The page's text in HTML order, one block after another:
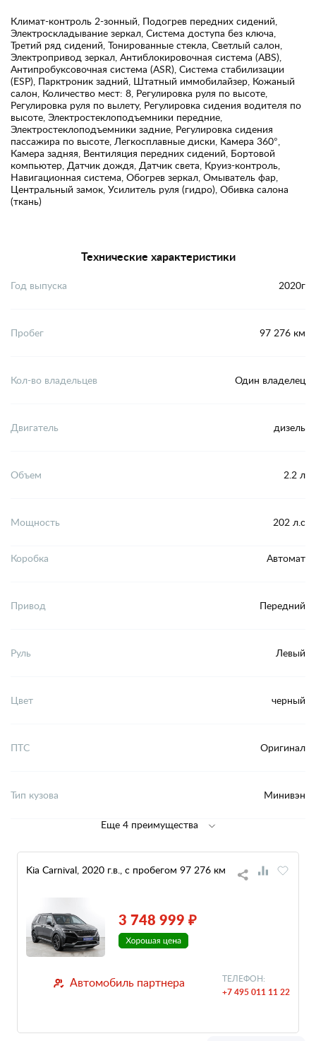
Климат-контроль 2-зонный, Подогрев передних сидений,
Электроскладывание зеркал, Система доступа без ключа,
Третий ряд сидений, Тонированные стекла, Светлый салон,
Электропривод зеркал, Антиблокировочная система (ABS),
Антипробуксовочная система (ASR), Система стабилизации
(ESP), Парктроник задний, Штатный иммобилайзер, Кожаный
салон, Количество мест: 8, Регулировка руля по высоте,
Регулировка руля по вылету, Регулировка сидения водителя по
высоте, Электростеклоподъемники передние,
Электростеклоподъемники задние, Регулировка сидения
пассажира по высоте, Легкосплавные диски, Камера 360°,
Камера задняя, Вентиляция передних сидений, Бортовой
компьютер, Датчик дождя, Датчик света, Круиз-контроль,
Навигационная система, Обогрев зеркал, Омыватель фар,
Центральный замок, Усилитель руля (гидро), Обивка салона
(ткань)
Технические характеристики
Год выпуска 2020г
Пробег 97 276 км
Кол-во владельцев Один владелец
Двигатель дизель
Объем 2.2 л
Мощность 202 л.с
Коробка Автомат
Привод Передний
Руль Левый
Цвет черный
ПТС Оригинал
Тип кузова Минивэн
Еще 4 преимущества
Kia Carnival, 2020 г.в., с пробегом 97 276 км
3 748 999 ₽
Автомобиль партнера ТЕЛЕФОН:
+7 495 011 11 22